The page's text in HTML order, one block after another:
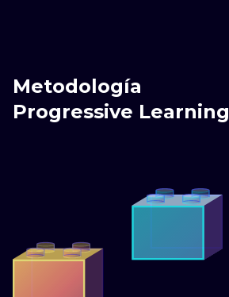
Metodología
Progressive Learning